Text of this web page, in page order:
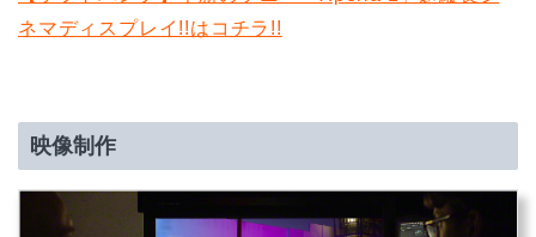
ネマディスプレイ!!はコチラ!!
映像制作